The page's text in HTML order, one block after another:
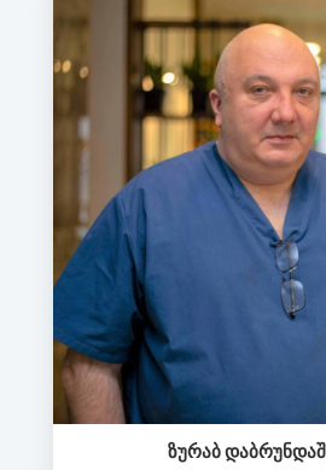
ᲖᲣᲠᲐᲑ